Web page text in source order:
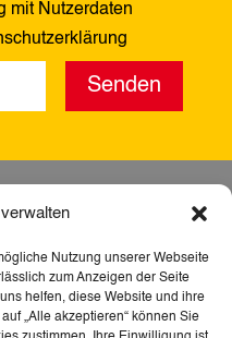
Nutzung unserer Webseite
zum Anzeigen der Seite
helfen, diese Website und ihre
„Alle akzeptieren“ können Sie
mit Nutzerdaten
Senden